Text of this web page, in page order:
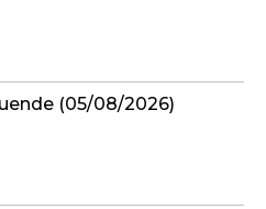
(05/08/2026)